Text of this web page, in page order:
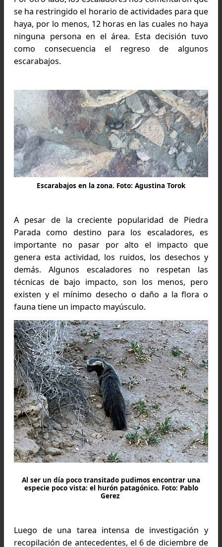
Entre la comunidad de escaladores y
guardafaunas existen algunos puntos
requieren un constante debate y análisis.
más vías?
punto de vista de la conservación o al menos no
cualquier lugar. Algunos estudios han
que el aumento de turistas en la zona
impactado negativamente en la presencia
especies de insectos y animales nativos.
zona porque hay varios nidos de avispas chaqueta
amarilla. Esta avispa no solo pica sino que, también,
muerde. Foto: Martín Barlassina
Por otro lado, los escaladores nos comentaron